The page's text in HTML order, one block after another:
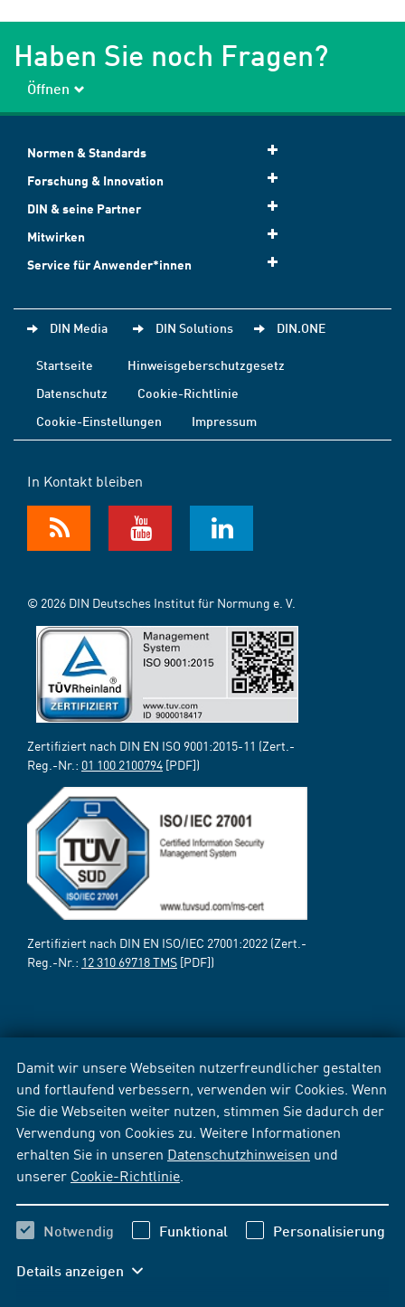
Damit wir unsere Webseiten nutzerfreundlicher gestalten
und fortlaufend verbessern, verwenden wir Cookies. Wenn
Sie die Webseiten weiter nutzen, stimmen Sie dadurch der
Verwendung von Cookies zu. Weitere Informationen
erhalten Sie in unseren Datenschutzhinweisen und
unserer Cookie-Richtlinie
Notwendig Funktional Personalisierung
Details anzeigen
Haben Sie noch Fragen?
Öffnen
Normen & Standards
Forschung & Innovation
DIN & seine Partner
Mitwirken
Service für Anwender*innen
DIN Media DIN Solutions DIN.ONE
Startseite
Hinweisgeberschutzgesetz
Datenschutz
Cookie-Richtlinie
Cookie-Einstellungen
Impressum
In Kontakt bleiben
© 2026 DIN Deutsches Institut für Normung e. V.
Zertifiziert nach DIN EN ISO 9001:2015-11 (Zert.-
Reg.-Nr.: 01 100 2100794 [PDF])
Zertifiziert nach DIN EN ISO/IEC 27001:2022 (Zert.-
Reg.-Nr.: 12 310 69718 TMS [PDF])